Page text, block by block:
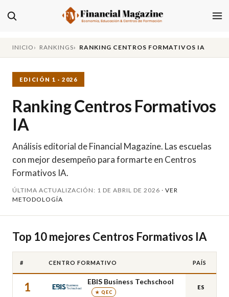
INICIO RANKINGS RANKING CENTROS FORMATIVOS IA
EDICIÓN 1 · 2026
Ranking Centros Formativos
IA
Análisis editorial de Financial Magazine. Las escuelas
con mejor desempeño para formarte en Centros
Formativos IA.
ÚLTIMA ACTUALIZACIÓN: 1 DE ABRIL DE 2026 · VER
METODOLOGÍA
Top 10 mejores Centros Formativos IA
# CENTRO FORMATIVO PAÍS
1 EBIS Business Techschool
★ QEC
ES